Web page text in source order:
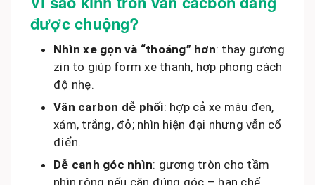
được chuộng?
Nhìn xe gọn và “thoáng” hơn: thay gương
zin to giúp form xe thanh, hợp phong cách
độ nhẹ.
Vân carbon dễ phối: hợp cả xe màu đen,
xám, trắng, đỏ; nhìn hiện đại nhưng vẫn cổ
điển.
Dễ canh góc nhìn: gương tròn cho tầm
nhìn rộng nếu căn đúng góc – hạn chế